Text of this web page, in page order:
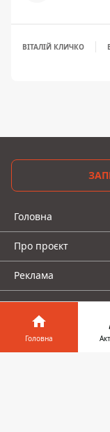
ВІТАЛІЙ КЛИЧКО
Головна
Про проєкт
Реклама
Про нас
Головна